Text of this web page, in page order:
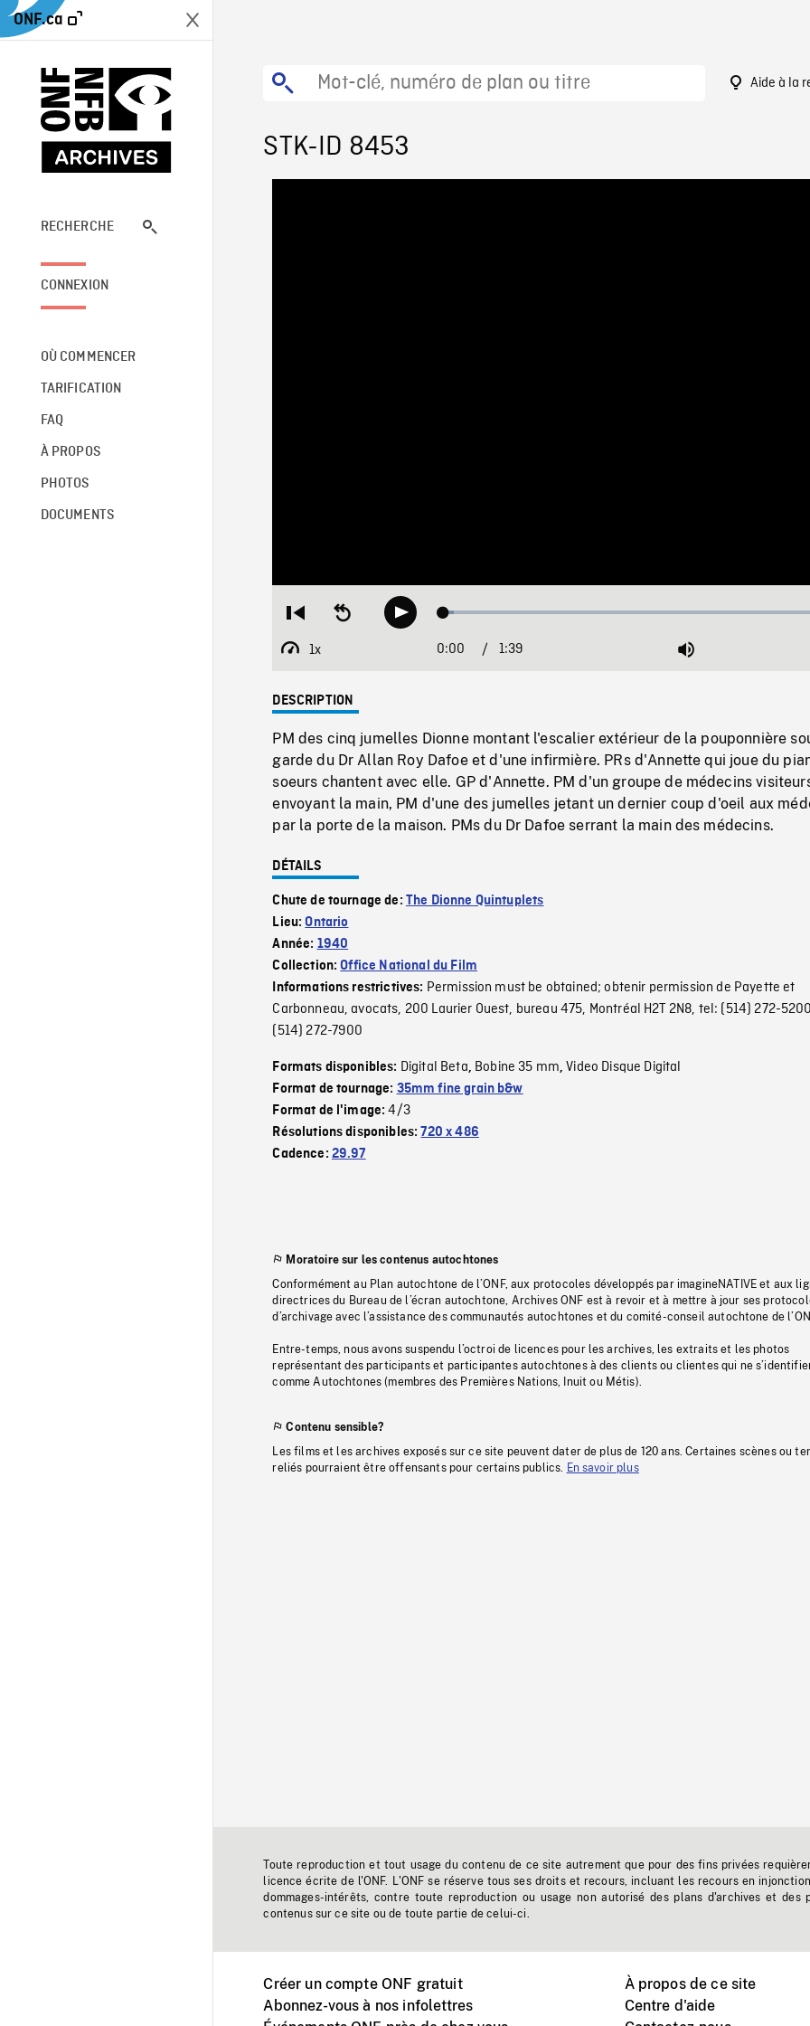
ONF.ca
RECHERCHE
CONNEXION
OÙ COMMENCER
TARIFICATION
FAQ
À PROPOS
PHOTOS
DOCUMENTS
Aide à la
STK-ID 8453
Restart
beginning
Seek
backwardPlay Loaded:
1x
Playback
Current
0:00 / 1:39 Mute
DESCRIPTION
PM des cinq jumelles Dionne montant l'escalier extérieur de la pouponnière
garde du Dr Allan Roy Dafoe et d'une infirmière. PRs d'Annette qui joue du
soeurs chantent avec elle. GP d'Annette. PM d'un groupe de médecins
envoyant la main, PM d'une des jumelles jetant un dernier coup d'oeil aux
par la porte de la maison. PMs du Dr Dafoe serrant la main des médecins.
DÉTAILS
Chute de tournage de: The Dionne Quintuplets
Lieu:Ontario
Année: 1940
Collection:Office National du Film
Informations restrictives: Permission must be obtained; obtenir permission de Payette et
Carbonneau, avocats, 200 Laurier Ouest, bureau 475, Montréal H2T 2N8, tel: (514) 272-
(514) 272-7900
Formats disponibles: Digital Beta, Bobine 35 mm,Video Disque Digital
Format de tournage: 35mm fine grain b&w
Format de l'image:4/3
Résolutions disponibles:720 x 486
Cadence: 29.97
Moratoire sur les contenus autochtones
Conformément au Plan autochtone de l’ONF, aux protocoles développés par imagineNATIVE et aux
directrices du Bureau de l’écran autochtone, Archives ONF est à revoir et à mettre à jour ses
d’archivage avec l’assistance des communautés autochtones et du comité-conseil autochtone de
Entre-temps, nous avons suspendu l’octroi de licences pour les archives, les extraits et les photos
représentant des participants et participantes autochtones à des clients ou clientes qui ne
comme Autochtones (membres des Premières Nations, Inuit ou Métis).
Contenu sensible?
Les films et les archives exposés sur ce site peuvent dater de plus de 120 ans. Certaines scènes ou
reliés pourraient être offensants pour certains publics.
En savoir plus
Toute reproduction et tout usage du contenu de ce site autrement que pour des fins privées
licence écrite de l'ONF. L'ONF se réserve tous ses droits et recours, incluant les recours en
dommages-intérêts, contre toute reproduction ou usage non autorisé des plans d'archives et des
contenus sur ce site ou de toute partie de celui-ci.
Créer un compte ONF gratuit
Abonnez-vous à nos infolettres
À propos de ce site
Centre d'aide